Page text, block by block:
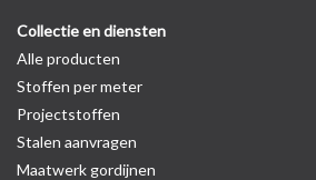
Collectie en diensten
Alle producten
Stoffen per meter
Projectstoffen
Stalen aanvragen
Maatwerk gordijnen